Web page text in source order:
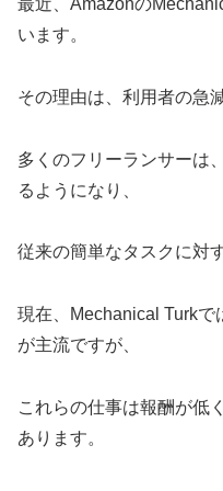
最近、Amazonの
います。
その理由は、利用者の急
多くのフリーランサーは
るようになり、
従来の簡単なタスクに対
現在、Mechanical Turkで
が主流ですが、
これらの仕事は報酬が低
あります。